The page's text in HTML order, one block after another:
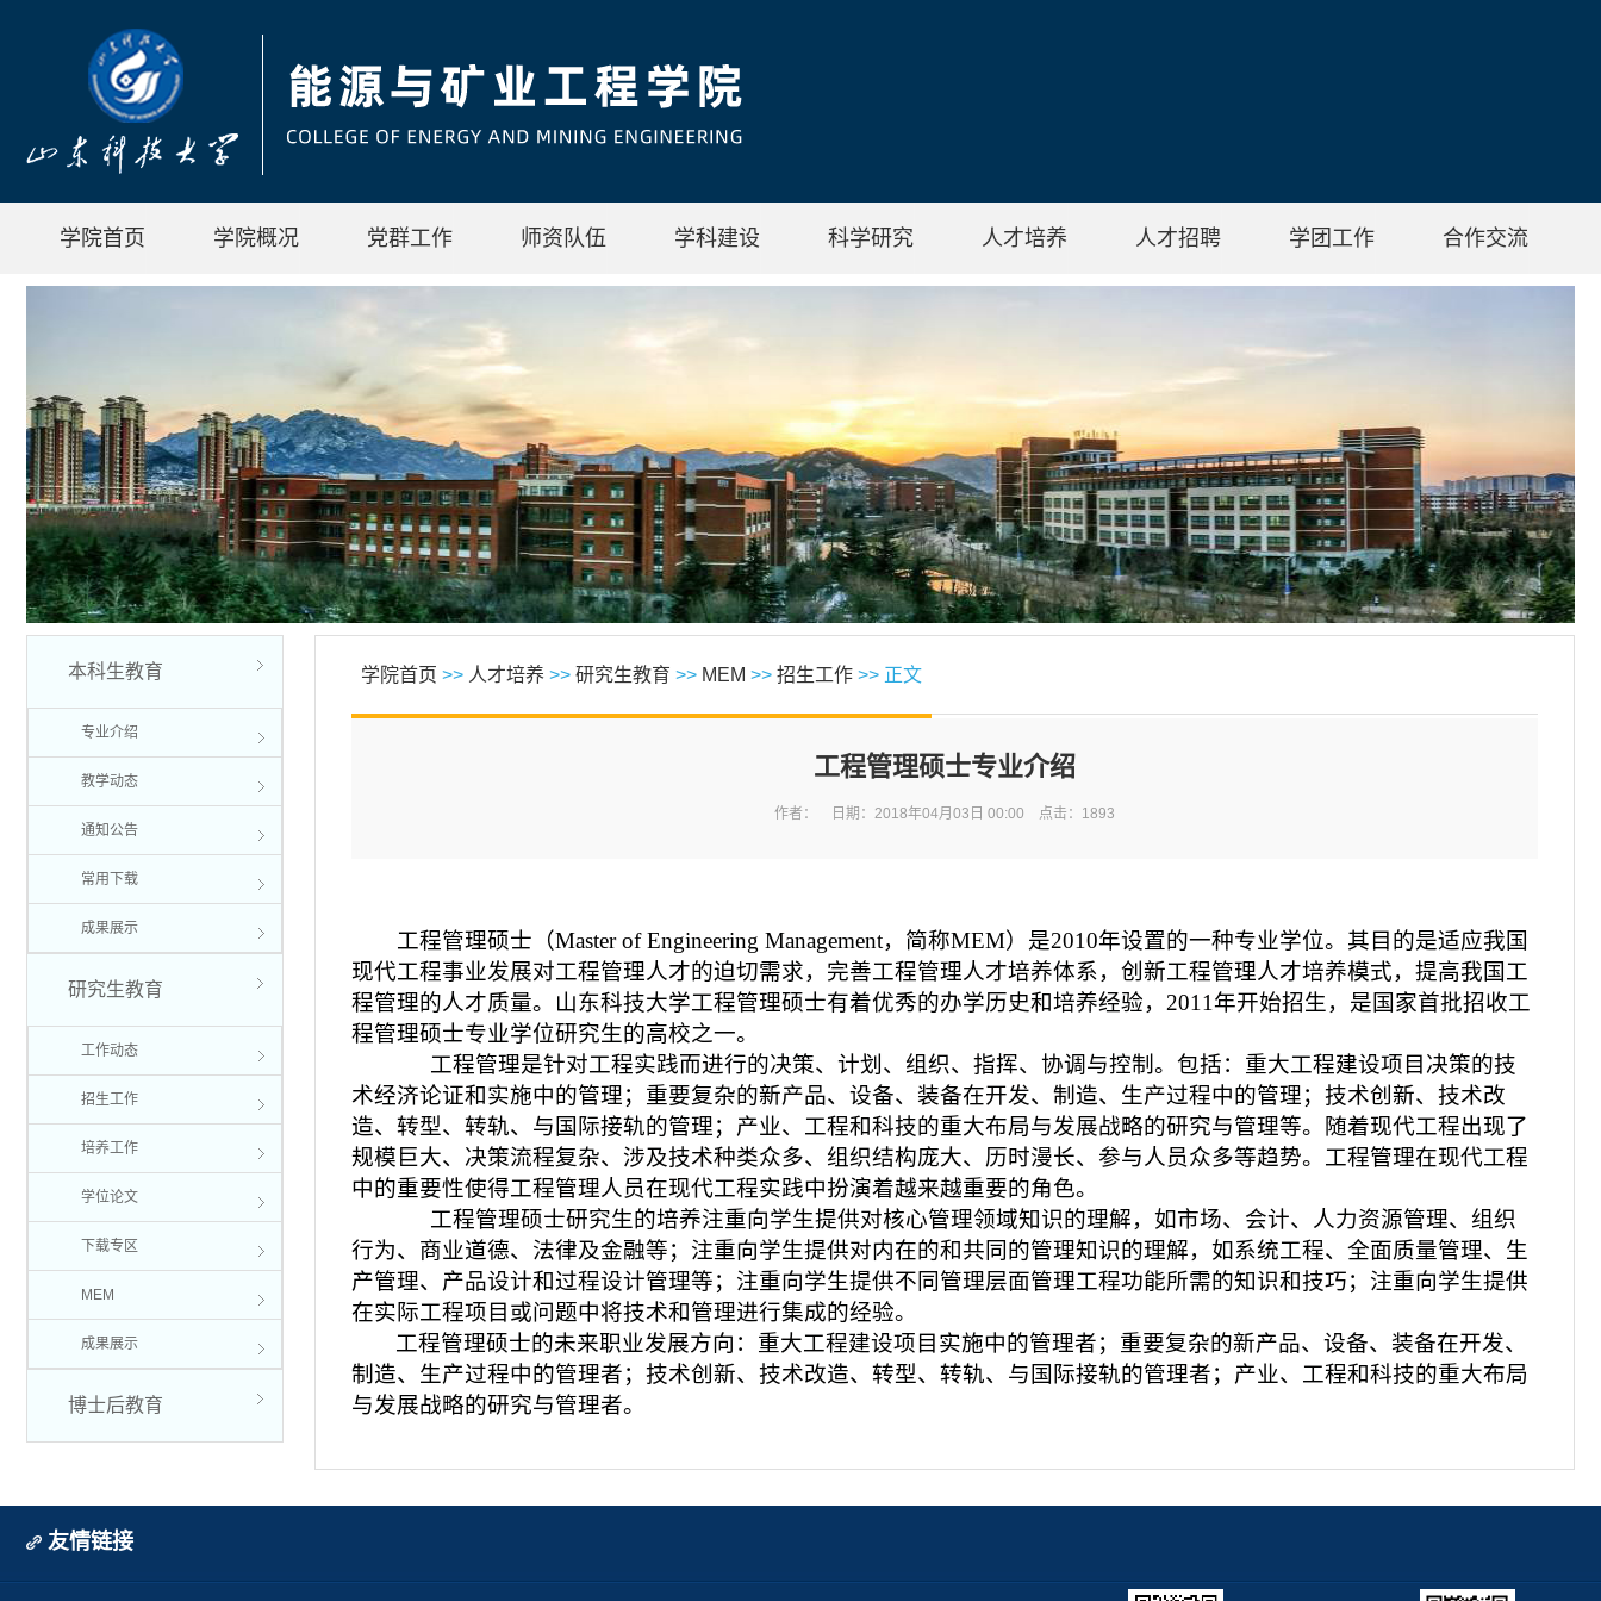
学院首页 学院概况 党群工作 师资队伍 学科建设 科学研究 人才培养 人才招聘 学团工作 合作交流
本科生教育
专业介绍
教学动态
通知公告
常用下载
成果展示
研究生教育
工作动态
招生工作
培养工作
学位论文
下载专区
MEM
成果展示
博士后教育
学院首页 >> 人才培养 >> 研究生教育 >> MEM >> 招生工作 >> 正文
工程管理硕士专业介绍
作者： 日期：2018年04月03日 00:00 点击： 1893
工程管理硕士（Master of Engineering Management，简称MEM）是2010年设置的一种专业学位。其目的是适应我国
现代工程事业发展对工程管理人才的迫切需求，完善工程管理人才培养体系，创新工程管理人才培养模式，提高我国工
程管理的人才质量。山东科技大学工程管理硕士有着优秀的办学历史和培养经验， 2011年开始招生，是国家首批招收工
程管理硕士专业学位研究生的高校之一。
工程管理是针对工程实践而进行的决策、计划、组织、指挥、协调与控制。包括：重大工程建设项目决策的技
术经济论证和实施中的管理；重要复杂的新产品、设备、装备在开发、制造、生产过程中的管理；技术创新、技术改
造、转型、转轨、与国际接轨的管理；产业、工程和科技的重大布局与发展战略的研究与管理等。随着现代工程出现了
规模巨大、决策流程复杂、涉及技术种类众多、组织结构庞大、历时漫长、参与人员众多等趋势。工程管理在现代工程
中的重要性使得工程管理人员在现代工程实践中扮演着越来越重要的角色。
工程管理硕士研究生的培养注重向学生提供对核心管理领域知识的理解，如市场、会计、人力资源管理、组织
行为、商业道德、法律及金融等；注重向学生提供对内在的和共同的管理知识的理解，如系统工程、全面质量管理、生
产管理、产品设计和过程设计管理等；注重向学生提供不同管理层面管理工程功能所需的知识和技巧；注重向学生提供
在实际工程项目或问题中将技术和管理进行集成的经验。
工程管理硕士的未来职业发展方向：重大工程建设项目实施中的管理者；重要复杂的新产品、设备、装备在开发、
制造、生产过程中的管理者；技术创新、技术改造、转型、转轨、与国际接轨的管理者；产业、工程和科技的重大布局
与发展战略的研究与管理者。
友情链接